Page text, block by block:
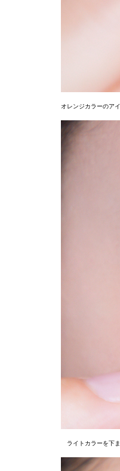
オレンジカラーのア
ライトカラーを下